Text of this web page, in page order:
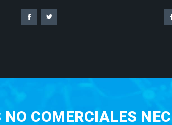
COMERCIALES